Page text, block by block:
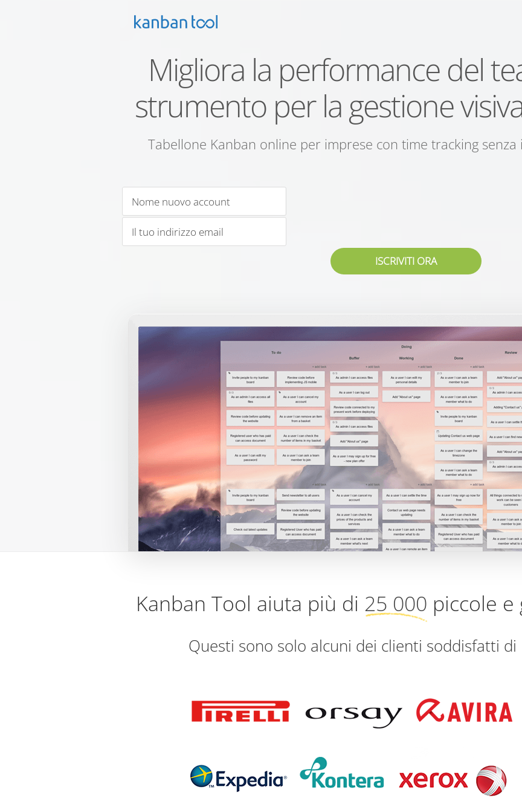
Migliora la performance del
strumento per la gestione
Tabellone Kanban online per imprese con time tracking
Kanban Tool aiuta più di 25 000 piccole
Questi sono solo alcuni dei clienti soddisfatti di